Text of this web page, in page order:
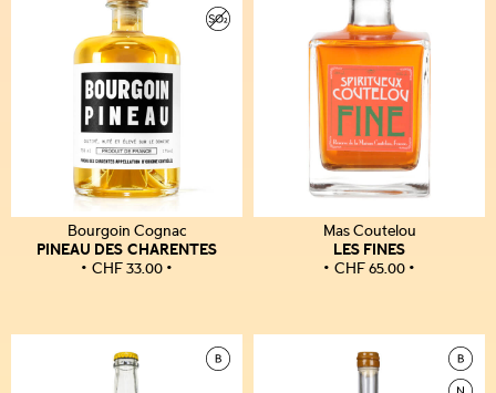
Bourgoin Cognac
PINEAU DES CHARENTES
CHF33.00
Mas Coutelou
LES FINES
CHF65.00